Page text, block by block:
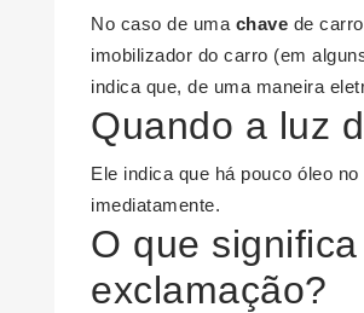
No caso de uma chave de carro
imobilizador do carro (em
indica que, de uma maneira
Quando a luz
Ele indica que há pouco óleo
imediatamente.
O que
exclamação?